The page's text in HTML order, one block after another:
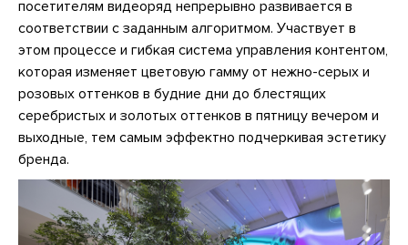
посетителям видеоряд непрерывно развивается в
соответствии с заданным алгоритмом. Участвует в
этом процессе и гибкая система управления контентом,
которая изменяет цветовую гамму от нежно-серых и
розовых оттенков в будние дни до блестящих
серебристых и золотых оттенков в пятницу вечером и
выходные, тем самым эффектно подчеркивая эстетику
бренда.